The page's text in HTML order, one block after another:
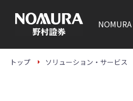
本
NOMURA
トップ ソリューション・サービス